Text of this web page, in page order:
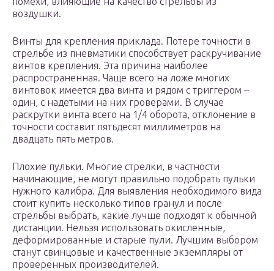
воздушки.
Винты для крепления приклада. Потере точности в
стрельбе из пневматики способствует раскручивание
винтов крепления. Эта причина наиболее
распространенная. Чаще всего на ложе многих
винтовок имеется два винта и рядом с триггером –
один, с надетыми на них гроверами. В случае
раскрутки винта всего на 1/4 оборота, отклонение в
точности составит пятьдесят миллиметров на
двадцать пять метров.
Плохие пульки. Многие стрелки, в частности
начинающие, не могут правильно подобрать пульки
нужного калибра. Для выявления необходимого вида
стоит купить несколько типов гранул и после
стрельбы выбрать, какие лучше подходят к обычной
дистанции. Нельзя использовать окисленные,
деформированные и старые пули. Лучшим выбором
станут свинцовые и качественные экземпляры от
проверенных производителей.